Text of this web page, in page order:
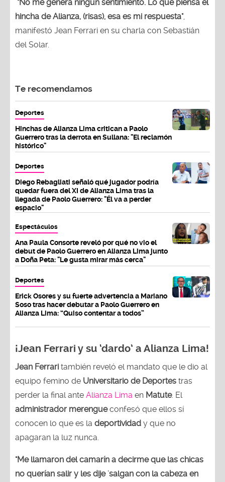
"No me genera ningún sentimiento. Lo que piensa el
hincha de Alianza, (risas), esa es mi respuesta",
manifestó Jean Ferrari en su charla con Sebastián
del Solar.
Te recomendamos
Deportes
Hinchas de Alianza Lima critican a Paolo
Guerrero tras la derrota en Sullana: "El reclamón
histórico"
Deportes
Diego Rebagliati señaló qué jugador podría
quedar fuera del XI de Alianza Lima tras la
llegada de Paolo Guerrero: "Él va a perder
espacio"
Espectáculos
Ana Paula Consorte reveló por qué no vio el
debut de Paolo Guerrero en Alianza Lima junto
a Doña Peta: "Le gusta mirar más cerca"
Deportes
Erick Osores y su fuerte advertencia a Mariano
Soso tras hacer debutar a Paolo Guerrero en
Alianza Lima: “Quiso contentar a todos”
¡Jean Ferrari y su ‘dardo’ a Alianza Lima!
Jean Ferrari también reveló el mandato que le dio al
equipo femino de Universitario de Deportes tras
perder la final ante Alianza Lima en Matute. El
administrador merengueconfesó que ellos sí
conocen lo que es la deportividad y que no
apagaran la luz nunca.
"Me llamaron del camarín a decirme que las chicas
no querían salir y les dije 'salgan con la cabeza en